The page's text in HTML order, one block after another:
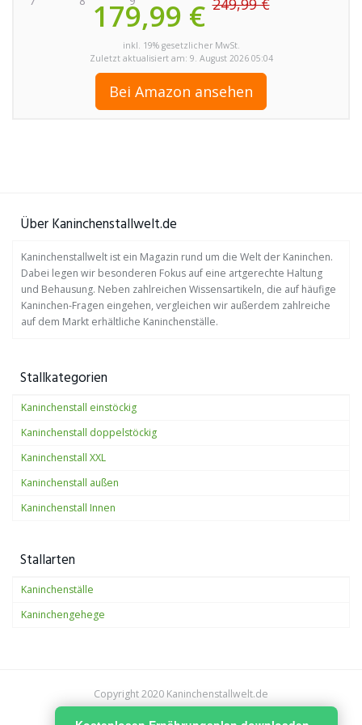
179,99 €249,99 €
inkl. 19% gesetzlicher MwSt.
Zuletzt aktualisiert am: 9. August 2026 05:04
Bei Amazon ansehen
Über Kaninchenstallwelt.de
Kaninchenstallwelt ist ein Magazin rund um die Welt der Kaninchen.
Dabei legen wir besonderen Fokus auf eine artgerechte Haltung
und Behausung. Neben zahlreichen Wissensartikeln, die auf häufige
Kaninchen-Fragen eingehen, vergleichen wir außerdem zahlreiche
auf dem Markt erhältliche Kaninchenställe.
Stallkategorien
Kaninchenstall einstöckig
Kaninchenstall doppelstöckig
Kaninchenstall XXL
Kaninchenstall außen
Kaninchenstall Innen
Stallarten
Kaninchenställe
Kaninchengehege
Copyright 2020 Kaninchenstallwelt.de
Impressum
Datenschutzerklärung Bildnachweise